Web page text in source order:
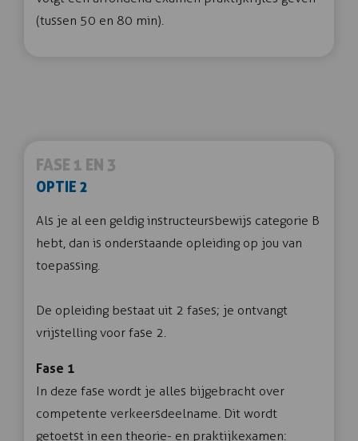
(tussen 50 en 80 min).
FASE 1 EN 3
OPTIE 2
Als je al een geldig instructeursbewijs categorie B
hebt, dan is onderstaande opleiding op jou van
toepassing.
De opleiding bestaat uit 2 fases; je ontvangt
vrijstelling voor fase 2.
Fase 1
In deze fase wordt je alles bijgebracht over
competente verkeersdeelname. Dit wordt
getoetst in een theorie- en praktijkexamen: